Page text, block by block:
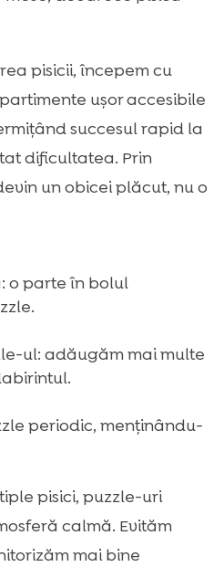
pisicii, începem cu
ușor accesibile
succesul rapid la
dificultatea. Prin
un obicei plăcut, nu o
o parte în bolul
ul: adăugăm mai multe
periodic, menținându-
pisici, puzzle-uri
calmă. Evităm
mai bine